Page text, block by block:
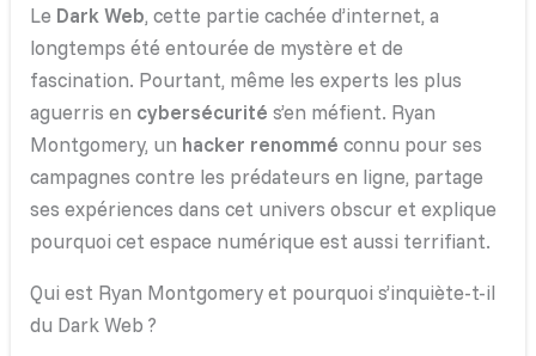
Le Dark Web, cette partie cachée d’internet, a
longtemps été entourée de mystère et de
fascination. Pourtant, même les experts les plus
aguerris en cybersécurité s’en méfient. Ryan
Montgomery, un hacker renommé connu pour ses
campagnes contre les prédateurs en ligne, partage
ses expériences dans cet univers obscur et explique
pourquoi cet espace numérique est aussi terrifiant.
Qui est Ryan Montgomery et pourquoi s’inquiète-t-il
du Dark Web ?